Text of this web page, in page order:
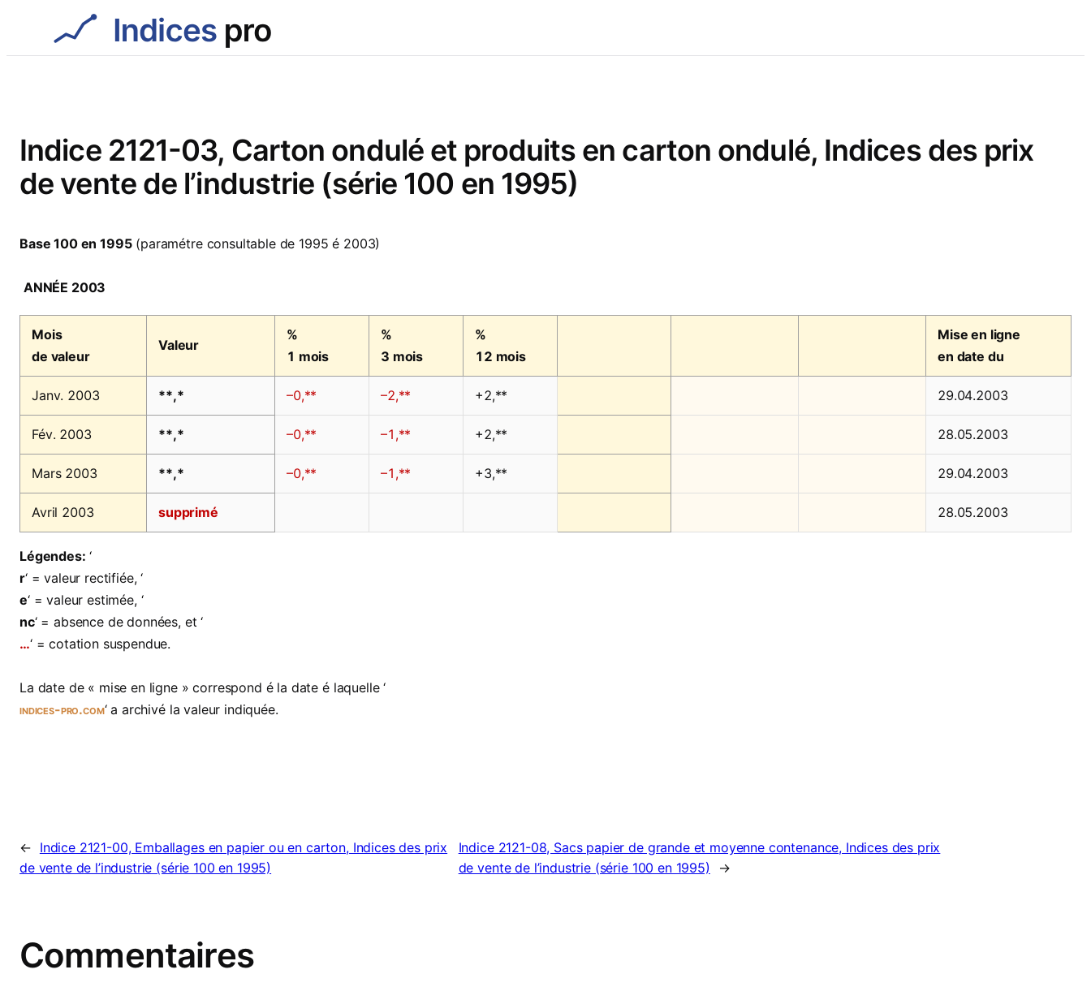
contenu
Indice 2121-03, Carton ondulé et produits en carton ondulé, Indices des prix
de vente de l’industrie (série 100 en 1995)
Base 100 en 1995(paramétre consultable de 1995 é 2003)
ANNÉE 2003
Mois
de valeur
Valeur
%
1 mois
%
3 mois
%
12 mois
Mise en ligne
en date du
Janv. 2003 **,* –0,** –2,** +2,** 29.04.2003
Fév. 2003 **,* –0,** –1,** +2,** 28.05.2003
Mars 2003 **,* –0,** –1,** +3,** 29.04.2003
Avril 2003 supprimé 28.05.2003
Légendes: ‘
r‘ = valeur rectifiée, ‘
e‘ = valeur estimée, ‘
nc‘ = absence de données, et ‘
…‘ = cotation suspendue.
La date de « mise en ligne » correspond é la date é laquelle ‘
indices-pro.com‘ a archivé la valeur indiquée.
← Indice 2121-00, Emballages en papier ou en carton, Indices des prix
de vente de l’industrie (série 100 en 1995)
Indice 2121-08, Sacs papier de grande et moyenne contenance, Indices des prix
de vente de l’industrie (série 100 en 1995)
→
Commentaires